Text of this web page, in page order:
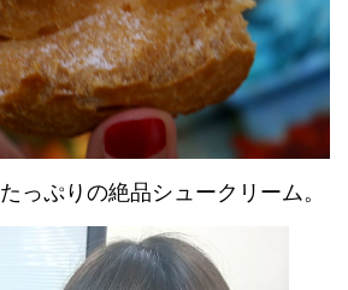
っぷりの絶品シュークリーム。